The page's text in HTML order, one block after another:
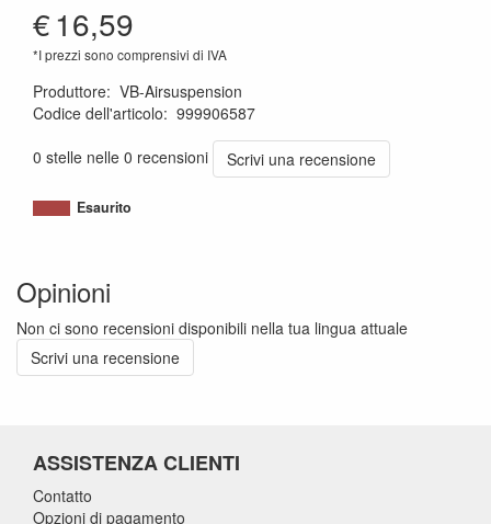
€16,59
*I prezzi sono comprensivi di IVA
Produttore: VB-Airsuspension
Codice dell'articolo: 999906587
0 stelle nelle 0 recensioni
Scrivi una recensione
Esaurito
Opinioni
Non ci sono recensioni disponibili nella tua lingua attuale
Scrivi una recensione
ASSISTENZA CLIENTI
Contatto
Opzioni di pagamento